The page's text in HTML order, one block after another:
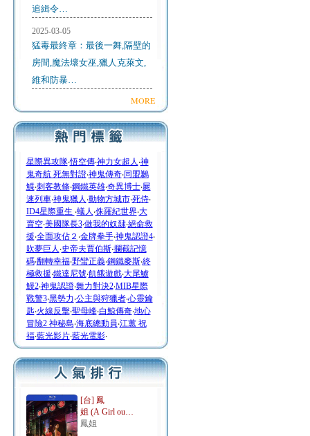
追緝令…
2025-03-05
猛毒最終章：最後一舞,隔壁的
房間,魔法壞女巫,獵人克萊文,
維和防暴…
MORE
星際異攻隊‧悟空傳‧神力女超人 ‧神
鬼奇航 死無對證‧神鬼傳奇‧同盟鶼
鰈‧刺客教條‧鋼鐵英雄‧奇異博士‧屍
速列車‧神鬼獵人 ‧動物方城市‧死侍‧
ID4星際重生 ‧蟻人 ‧侏羅紀世界‧大
賣空‧美國隊長3‧做我的奴隸‧絕命救
援‧全面攻佔２ ‧金牌拳手‧神鬼認證4‧
吹夢巨人 ‧史帝夫賈伯斯‧攔截記憶
碼‧翻轉幸福‧野蠻正義‧鋼鐵麥斯‧終
極救援‧鐵達尼號‧飢餓遊戲‧大尾鱸
鰻2‧神鬼認證‧舞力對決2‧MIB星際
戰警3‧黑勢力‧公主與狩獵者‧心靈鑰
匙‧火線反擊‧聖母峰‧白鯨傳奇‧地心
冒險2 神秘島‧海底總動員‧江蕙 祝
福‧藍光影片‧藍光電影‧
[台] 鳳
姐 (A Girl ou…
鳳姐